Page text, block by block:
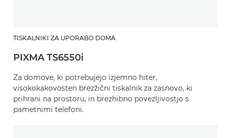
TISKALNIKI ZA UPORABO DOMA
PIXMA TS6550i
Za domove, ki potrebujejo izjemno hiter,
visokokakovosten brezžični tiskalnik za zasnovo, ki
prihrani na prostoru, in brezhibno povezljivostjo s
pametnimi telefoni.